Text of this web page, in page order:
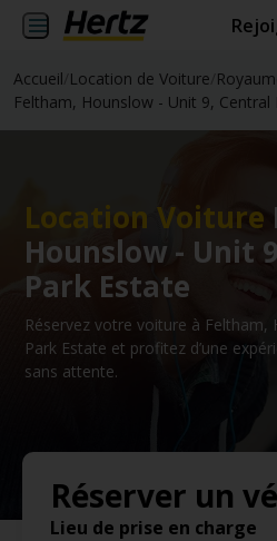
Accueil Location de Voiture
Feltham, Hounslow - Unit 9, Central
Location Voiture
Hounslow - Unit
Park Estate
Réservez votre voiture à Feltham,
Park Estate et profitez d’une
sans attente.
Réserver un
Lieu de prise en charge